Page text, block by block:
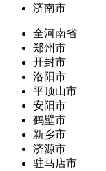
济南市
全河南省
郑州市
开封市
洛阳市
平顶山市
安阳市
鹤壁市
新乡市
济源市
驻马店市